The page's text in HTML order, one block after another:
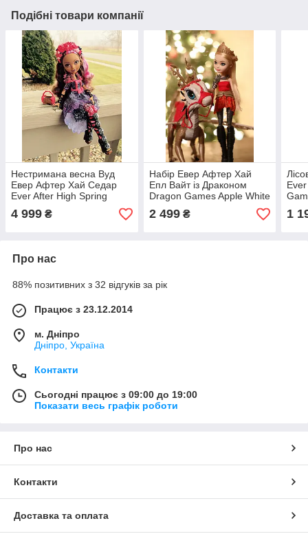
Подібні товари компанії
Нестримана весна Вуд
Евер Афтер Хай Седар
Ever After High Spring
4 999 ₴
Набір Евер Афтер Хай
Епл Вайт із Драконом
Dragon Games Apple White
Doll and BraebyrnDragon
2 499₴ 1
Про нас
88% позитивних з 32 відгуків за рік
Працює з 23.12.2014
м. Дніпро
Дніпро, Україна
Контакти
Сьогодні працює з 09:00 до 19:00
Показати весь графік роботи
Про нас
Контакти
Доставка та оплата